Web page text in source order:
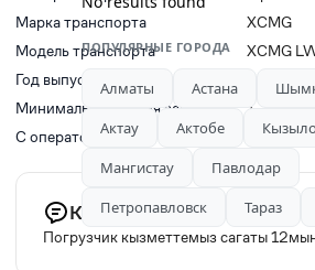
Марка транспорта
XCMG
Модель транспорта
XCMG
Год выпуска
2017
Минимальное время заказа, ч
1
С оператором(водитель)
Да
Комментарий продавца
Погрузчик кызметтемыз сагаты
ПОПУЛЯРНЫЕ ГОРОДА
Алматы Астана
Актау
Актобе
Мангистау
Павлодар
Петропавловск
Тараз